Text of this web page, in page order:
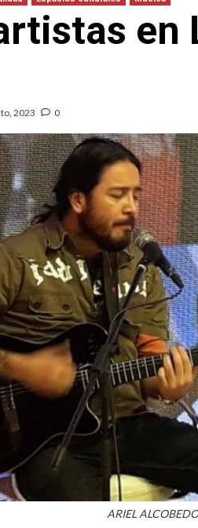
en
2023 0
ARIEL ALCOBEDO